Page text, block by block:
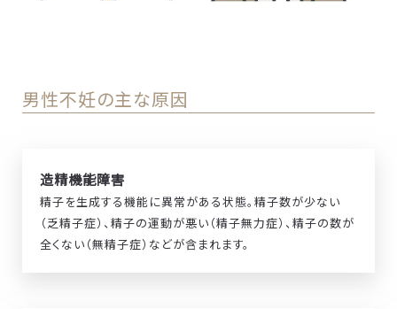
男性不妊の主な原因
造精機能障害
精子を生成する機能に異常がある状態。精子数が少ない
（乏精子症）、精子の運動が悪い（精子無力症）、精子の数が
全くない（無精子症）などが含まれます。